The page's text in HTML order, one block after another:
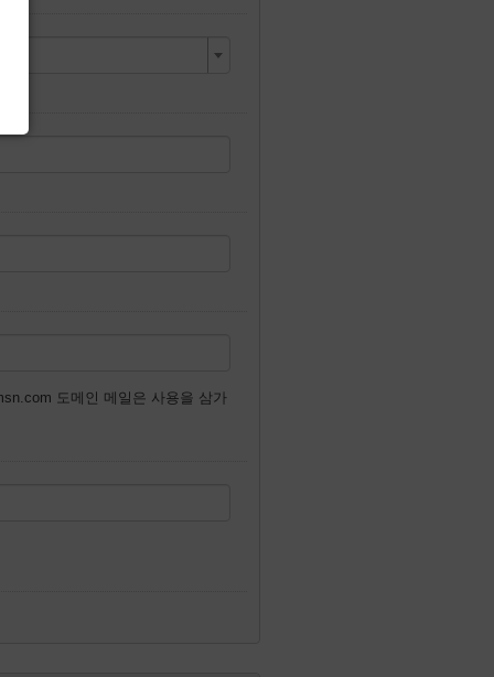
도메인 메일은 사용을 삼가